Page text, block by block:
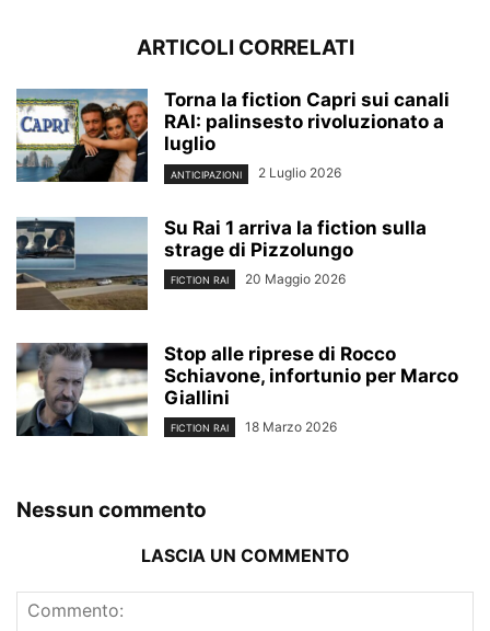
ARTICOLI CORRELATI
Torna la fiction Capri sui canali
RAI: palinsesto rivoluzionato a
luglio
ANTICIPAZIONI 2 Luglio 2026
Su Rai 1 arriva la fiction sulla
strage di Pizzolungo
FICTION RAI 20 Maggio 2026
Stop alle riprese di Rocco
Schiavone, infortunio per Marco
Giallini
FICTION RAI 18 Marzo 2026
Nessun commento
LASCIA UN COMMENTO